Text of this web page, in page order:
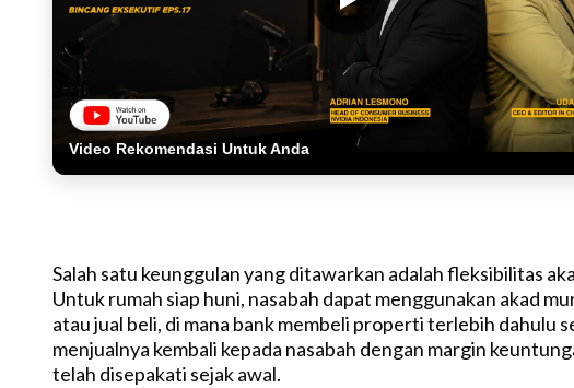
Video Rekomendasi Untuk Anda
Salah satu keunggulan yang ditawarkan adalah fleksibilitas
Untuk rumah siap huni, nasabah dapat menggunakan akad
atau jual beli, di mana bank membeli properti terlebih dahulu
menjualnya kembali kepada nasabah dengan margin
telah disepakati sejak awal.